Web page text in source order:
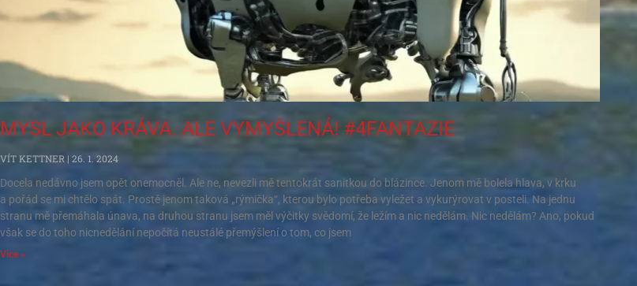
MYSL JAKO KRÁVA. ALE VYMYŠLENÁ! #4FANTAZIE
VÍT KETTNER
26. 1. 2024
Docela nedávno jsem opět onemocněl. Ale ne, nevezli mě tentokrát sanitkou do blázince. Jenom mě bolela hlava, v krku
a pořád se mi chtělo spát. Prostě jenom taková „rýmička“, kterou bylo potřeba vyležet a vykurýrovat v posteli. Na jednu
stranu mě přemáhala únava, na druhou stranu jsem měl výčitky svědomí, že ležím a nic nedělám. Nic nedělám? Ano, pokud
však se do toho nicnedělání nepočítá neustálé přemýšlení o tom, co jsem
Více »